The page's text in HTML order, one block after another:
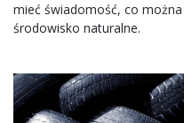
mieć świadomość, co
środowisko naturalne.